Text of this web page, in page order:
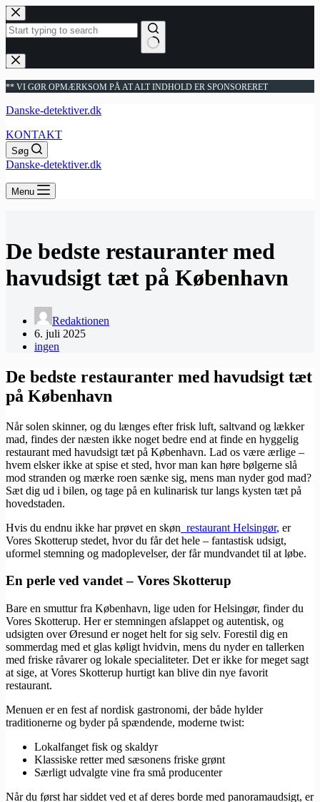
Fortsæt
til
indhold
Ingen
resultater
** VI GØR OPMÆRKSOM PÅ AT ALT INDHOLD ER SPONSORERET
Danske-detektiver.dk
KONTAKT
Søg
Danske-detektiver.dk
Menu
De bedste restauranter med
havudsigt tæt på København
Redaktionen
6. juli 2025
ingen
De bedste restauranter med havudsigt tæt
på København
Når solen skinner, og du længes efter frisk luft, saltvand og lækker
mad, findes der næsten ikke noget bedre end at finde en hyggelig
restaurant med havudsigt tæt på København. Lad os være ærlige –
hvem elsker ikke at spise et sted, hvor man kan høre bølgerne slå
mod stranden og mærke roen sænke sig, mens man nyder god mad?
Sæt dig ud i bilen, og tage på en kulinarisk tur langs kysten tæt på
hovedstaden.
Hvis du endnu ikke har prøvet en skøn restaurant Helsingør, er
Vores Skotterup stedet, hvor du får det hele – fantastisk udsigt,
uformel stemning og madoplevelser, der får mundvandet til at løbe.
En perle ved vandet – Vores Skotterup
Bare en smuttur fra København, lige uden for Helsingør, finder du
Vores Skotterup. Her er stemningen afslappet og autentisk, og
udsigten over Øresund er noget helt for sig selv. Forestil dig en
sommerdag med et glas køligt hvidvin, mens du nyder en tallerken
med friske råvarer og lokale specialiteter. Det er ikke for meget sagt
at sige, at Vores Skotterup hurtigt kan blive din nye favorit
restaurant.
Menuen er en fest af nordisk gastronomi, der både hylder
traditionerne og byder på spændende, moderne twist:
Lokalfanget fisk og skaldyr
Klassiske retter med sæsonens friske grønt
Særligt udvalgte vine fra små producenter
Når du først har siddet ved et af deres borde med panoramaudsigt, er